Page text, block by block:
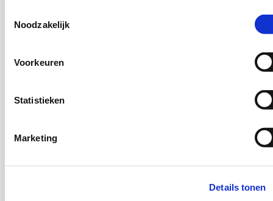
Noodzakelijk
Voorkeuren
Statistieken
Marketing
Details tonen
Liselotte van Loon-Dikkers